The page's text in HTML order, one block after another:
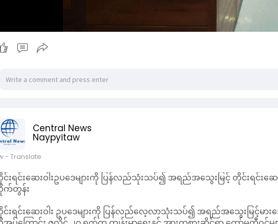
Central News
- Translate
းရင်းဆေးဝါး ဥပဒေများကို ပြန်လည်လေ့လာသုံးသပ်၍ အရည်အသွေးမြင့်မားသ
လိုအပ်ကြောင်း ဇူလိုင် ၂၇ ရက်က ကျန်းမာရေးနှင့် အားကစားဆိုင်ရာ ကော်မတီဝင်
ပြင် ကျန်းမာရေးနှင့် ပတ်သက်သည့် ကြိုတင်ကာကွယ်ရေးနှင့် အသိပညာပေးရေ
လိုက်နာစေရန် ဝိုင်းဝန်းကူညီကြရန်လည်း ဥက္ကဋ္ဌ ဦးခင်ရီက တိုက်တွန်းခဲ့သည်။
ာ်မတီအနေဖြင့် သက်ဆိုင်ရာ ဝန်ကြီးဌာနများ၊ နိုင်ငံတကာ အဖွဲ့အစည်းများနှင့် ပူ
၊ ကျန်းမာရေးစင်တာများ၊ ပုဂ္ဂလိကဆေးရုံ၊ ဆေးပေးခန်းများနှင့် ခရိုင်အဆ
ပေါင်းစပ်၍ ကွင်းဆင်းကြည့်ရှုကာ လိုအပ်ချက်များကို တင်ပြနိုင်ရန် ဆောင်ရွက်
ဆက်တည်းမှာပင် အားကစားကဏ္ဍ မြင့်မားရေးအတွက် အစိုးရ၊ ပုဂ္ဂလိကနှင့် ပြည်
More